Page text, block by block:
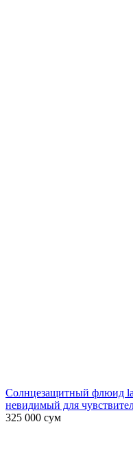
Солнцезащитный флюид la
невидимый для
325 000 сум